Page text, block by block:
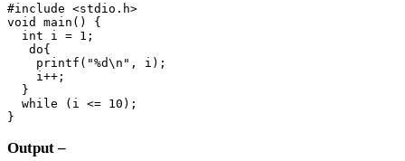
#include <stdio.h>
void main() {
int i = 1;
do{
printf("%d\n", i);
i++;
}
while (i <= 10);
Output –